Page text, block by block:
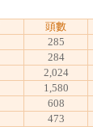
頭數
285
284
2,024
1,580
608
473